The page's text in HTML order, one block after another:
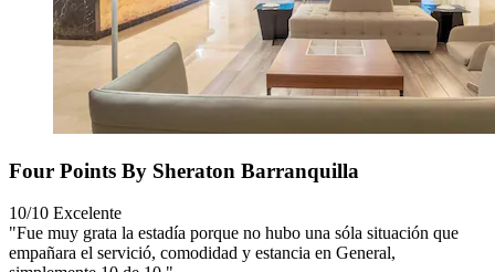
Four Points By Sheraton Barranquilla
10/10 Excelente
"Fue muy grata la estadía porque no hubo una sóla situación que
empañara el servició, comodidad y estancia en General,